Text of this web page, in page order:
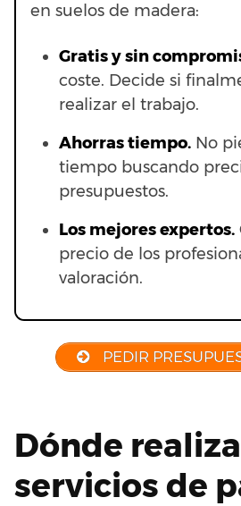
en suelos de madera:
Gratis y sin
coste. Decide si
realizar el trabajo.
Ahorras tiempo. No
tiempo buscando
presupuestos.
Los mejores expertos.
precio de los
valoración.
PEDIR
Dónde
servicios de